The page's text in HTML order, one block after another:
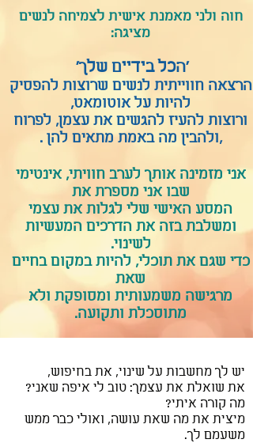
חוה ולני מאמנת אישית לצמיחה לנשים
מציגה:
'הכל בידיים שלך'
הרצאה חווייתית לנשים שרוצות להפסיק
להיות על אוטומאט,
ורוצות להעיז להגשים את עצמן, לפרוח
,ולהבין מה באמת מתאים להן .
אני מזמינה אותך לערב חוויתי, אינטימי
שבו אני מספרת את
המסע האישי שלי לגלות את עצמי
ומשלבת בזה את הדרכים המעשיות
לשינוי.
כדי שגם את תוכלי, להיות במקום בחיים
שאת
מרגישה משמעותית ומסופקת ולא
מתוסכלת ותקועה.
יש לך מחשבות על שינוי, את בחיפוש,
את שואלת את עצמך: טוב לי איפה שאני?
מה קורה איתי?
מיצית את מה שאת עושה, ואולי כבר ממש
משעמם לך.